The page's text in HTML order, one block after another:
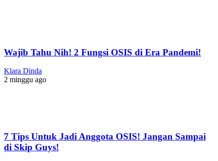
Wajib Tahu Nih! 2 Fungsi OSIS di Era Pandemi!
Klara Dinda
2 minggu ago
7 Tips Untuk Jadi Anggota OSIS! Jangan Sampai
di Skip Guys!